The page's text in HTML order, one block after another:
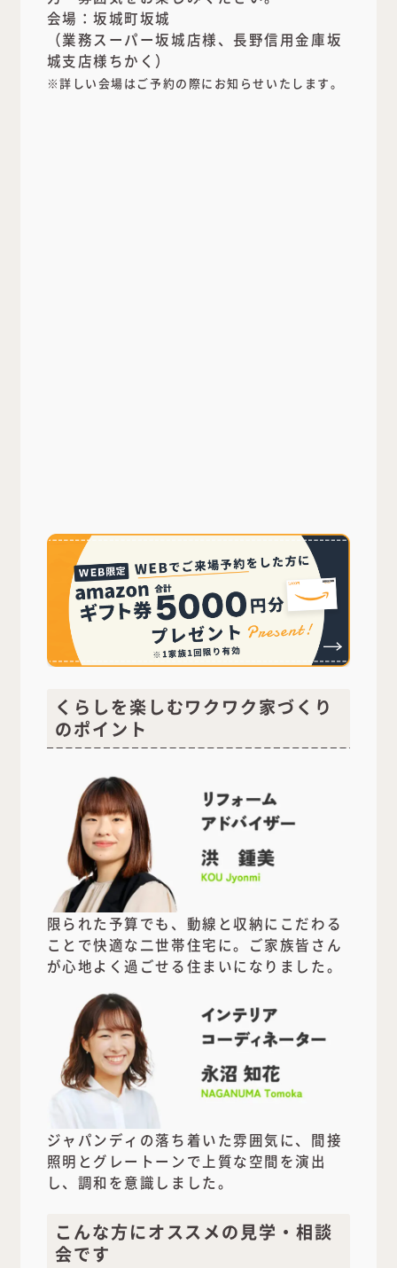
会場：坂城町坂城
（業務スーパー坂城店様、長野信用金庫坂
城支店様ちかく）
※詳しい会場はご予約の際にお知らせいたします。
くらしを楽しむワクワク家づくり
のポイント
限られた予算でも、動線と収納にこだわる
ことで快適な二世帯住宅に。ご家族皆さん
が心地よく過ごせる住まいになりました。
ジャパンディの落ち着いた雰囲気に、間接
照明とグレートーンで上質な空間を演出
し、調和を意識しました。
こんな方にオススメの見学・相談
会です